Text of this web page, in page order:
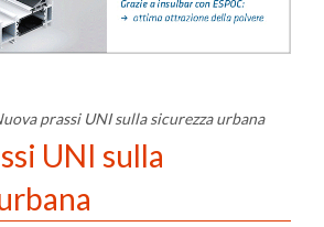
prassi UNI sulla sicurezza urbana
UNI sulla